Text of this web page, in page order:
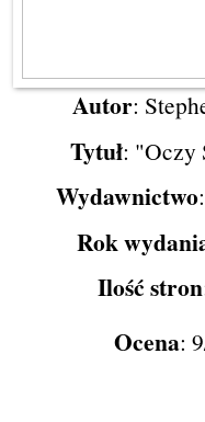
Autor:
Tytuł: "Oczy
Wydawnictwo
Rok
Ilość stron
Ocena: